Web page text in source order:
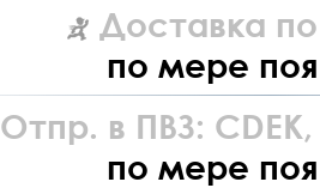
Доставка
по мере
Отпр. в ПВЗ: CDEK,
по мере